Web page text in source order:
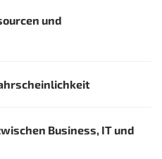
und
Business, IT und